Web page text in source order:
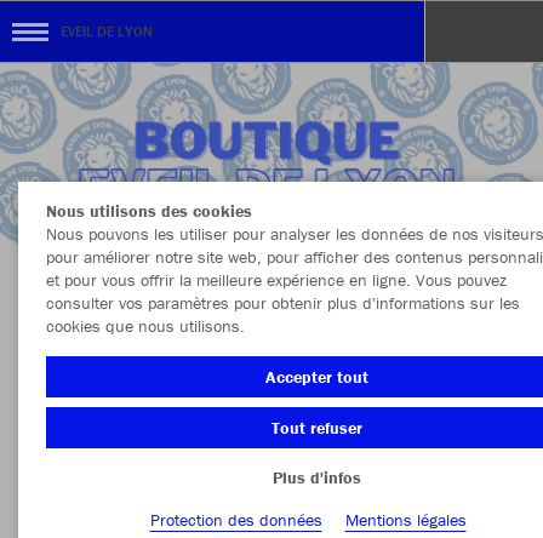
EVEIL DE LYON
BOUTIQUE EVEIL DE LYON
Vêtement
Nous utilisons des cookies
Nous pouvons les utiliser pour analyser les données de nos
pour améliorer notre site web, pour afficher des contenus
et pour vous offrir la meilleure expérience en ligne. Vous pouvez
consulter vos paramètres pour obtenir plus d'informations sur les
cookies que nous utilisons.
Accepter tout
Tout refuser
Plus d'infos
Protection des données
Mentions légales